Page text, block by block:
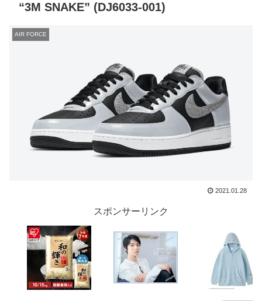
“3M SNAKE” (DJ6033-001)
AIR FORCE
2021.01.28
スポンサーリンク